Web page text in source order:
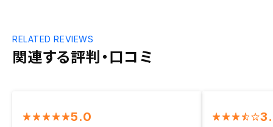
関連する評判・口コミ
RELATED REVIEWS
5.0